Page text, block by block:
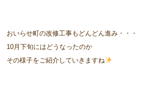
おいらせ町の改修工事もどんどん進み・・・
10月下旬にはどうなったのか
その様子をご紹介していきますね